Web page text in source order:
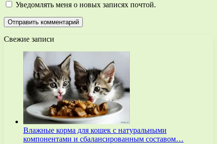
Уведомлять меня о новых записях почтой.
Свежие записи
Влажные корма для кошек с натуральными
компонентами и сбалансированным составом…